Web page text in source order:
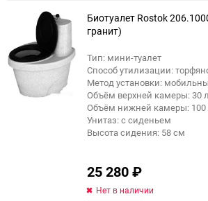
Биотуалет Rostok
гранит)
Тип: мини-туалет
Способ утилизации:
Метод установки:
Объём верхней камеры: 30 л
Объём нижней камеры: 100
Унитаз: с сиденьем
Высота сидения: 58 см
25 280₽
Нет в наличии